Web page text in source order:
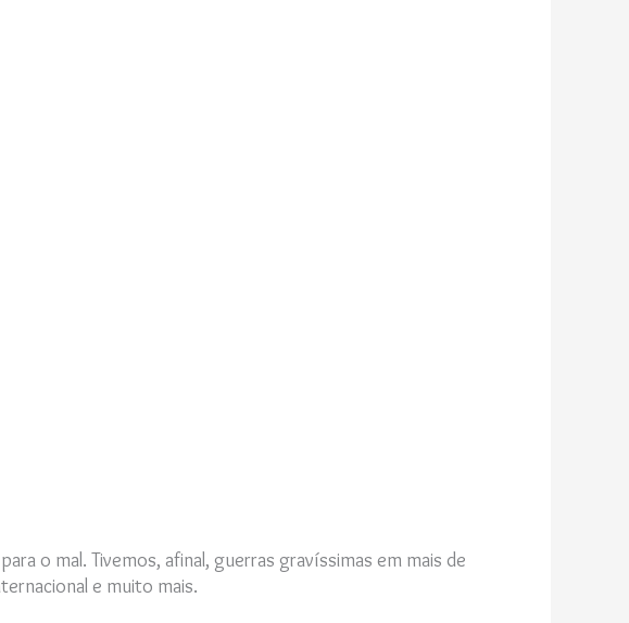
o mal. Tivemos, afinal, guerras gravíssimas em mais de
e muito mais.